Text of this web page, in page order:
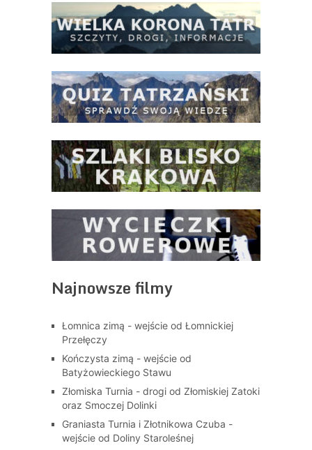
Najnowsze filmy
Łomnica zimą - wejście od Łomnickiej
Przełęczy
Kończysta zimą - wejście od
Batyżowieckiego Stawu
Złomiska Turnia - drogi od Złomiskiej Zatoki
oraz Smoczej Dolinki
Graniasta Turnia i Złotnikowa Czuba -
wejście od Doliny Staroleśnej